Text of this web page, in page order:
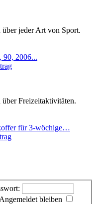
jeder Art von Sport.
90, 2006...
Freizeitaktivitäten.
für 3-wöchige…
Angemeldet bleiben